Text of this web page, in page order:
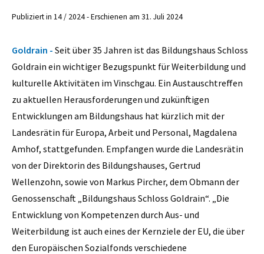
Publiziert in 14 / 2024 - Erschienen am 31. Juli 2024
Goldrain - Seit über 35 Jahren ist das Bildungshaus Schloss
Goldrain ein wichtiger Bezugspunkt für Weiterbildung und
kulturelle Aktivitäten im Vinschgau. Ein Austauschtreffen
zu aktuellen Herausforderungen und zukünftigen
Entwicklungen am Bildungshaus hat kürzlich mit der
Landesrätin für Europa, Arbeit und Personal, Magdalena
Amhof, stattgefunden. Empfangen wurde die Landesrätin
von der Direktorin des Bildungshauses, Gertrud
Wellenzohn, sowie von Markus Pircher, dem Obmann der
Genossenschaft „Bildungshaus Schloss Goldrain“. „Die
Entwicklung von Kompetenzen durch Aus- und
Weiterbildung ist auch eines der Kernziele der EU, die über
den Europäischen Sozialfonds verschiedene